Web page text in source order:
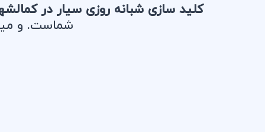
کلید سازی شبانه روزی سیار در
شماست. و